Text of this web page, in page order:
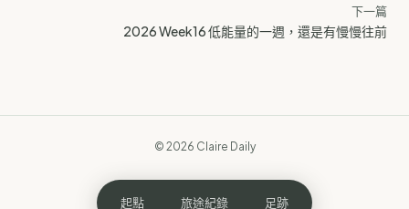
下一篇
2026 Week16 低能量的一週，還是有慢慢往前
起點 旅途紀錄 足跡
© 2026 Claire Daily